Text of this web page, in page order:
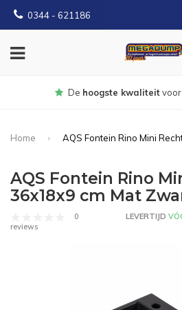
0344 - 621186
Gratisbezorgd
Home
AQS Fontein Rino Mini
AQS Fontein Rino
36x18x9 cm Mat
0
reviews
LEVERTIJD